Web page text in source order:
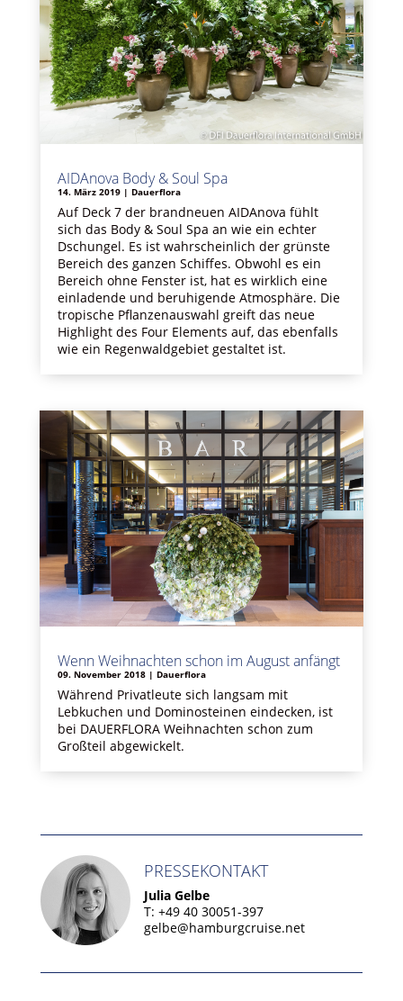
AIDAnova Body & Soul Spa
14. März 2019| Dauerflora
Auf Deck 7 der brandneuen AIDAnova fühlt
sich das Body & Soul Spa an wie ein echter
Dschungel. Es ist wahrscheinlich der grünste
Bereich des ganzen Schiffes. Obwohl es ein
Bereich ohne Fenster ist, hat es wirklich eine
einladende und beruhigende Atmosphäre. Die
tropische Pflanzenauswahl greift das neue
Highlight des Four Elements auf, das ebenfalls
wie ein Regenwaldgebiet gestaltet ist.
Wenn Weihnachten schon im August anfängt
09. November 2018| Dauerflora
Während Privatleute sich langsam mit
Lebkuchen und Dominosteinen eindecken, ist
bei DAUERFLORA Weihnachten schon zum
Großteil abgewickelt.
PRESSEKONTAKT
Julia Gelbe
T: +49 40 30051-397
gelbe@hamburgcruise.net